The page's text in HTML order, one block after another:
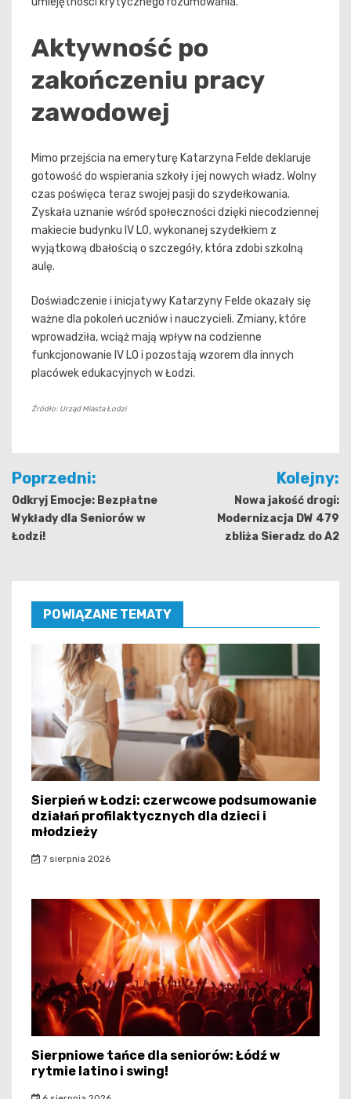
Aktywność po
zakończeniu pracy
zawodowej
Mimo przejścia na emeryturę Katarzyna Felde deklaruje
gotowość do wspierania szkoły i jej nowych władz. Wolny
czas poświęca teraz swojej pasji do szydełkowania.
Zyskała uznanie wśród społeczności dzięki niecodziennej
makiecie budynku IV LO, wykonanej szydełkiem z
wyjątkową dbałością o szczegóły, która zdobi szkolną
aulę.
Doświadczenie i inicjatywy Katarzyny Felde okazały się
ważne dla pokoleń uczniów i nauczycieli. Zmiany, które
wprowadziła, wciąż mają wpływ na codzienne
funkcjonowanie IV LO i pozostają wzorem dla innych
placówek edukacyjnych w Łodzi.
Źródło: Urząd Miasta Łodzi
Nawigacja
wpisu
Poprzedni:
Odkryj Emocje: Bezpłatne
Wykłady dla Seniorów w
Łodzi!
Kolejny:
Nowa jakość drogi:
Modernizacja DW 479
zbliża Sieradz do A2
POWIĄZANE TEMATY
Sierpień w Łodzi: czerwcowe podsumowanie
działań profilaktycznych dla dzieci i
młodzieży
7 sierpnia 2026
Sierpniowe tańce dla seniorów: Łódź w
rytmie latino i swing!